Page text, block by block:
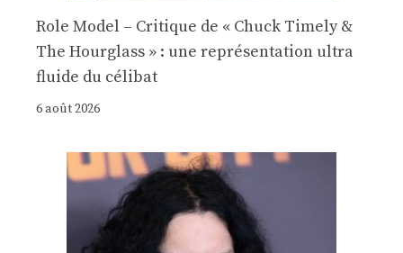
Role Model – Critique de « Chuck Timely &
The Hourglass » : une représentation ultra
fluide du célibat
6 août 2026